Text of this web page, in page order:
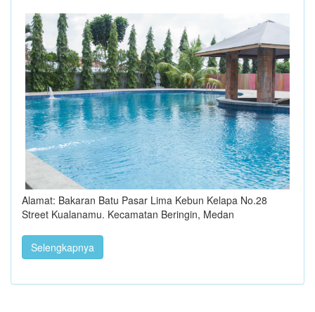
Alamat: Bakaran Batu Pasar Lima Kebun Kelapa No.28
Street Kualanamu. Kecamatan Beringin, Medan
Selengkapnya